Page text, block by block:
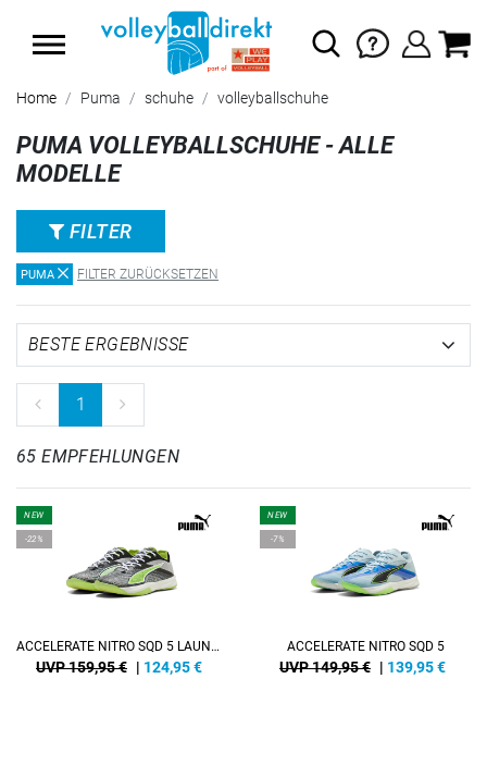
SUMMER SALE: SPARE BIS ZU 65%
Home Puma schuhe volleyballschuhe
PUMA VOLLEYBALLSCHUHE - ALLE
MODELLE
FILTER
PUMA FILTER ZURÜCKSETZEN
1
65 EMPFEHLUNGEN
NEW
-22%
ACCELERATE NITRO SQD 5 LAUNCH EDITION
UVP 159,95 € | 124,95€
NEW
-7%
ACCELERATE NITRO SQD 5
UVP 149,95 € | 139,95€